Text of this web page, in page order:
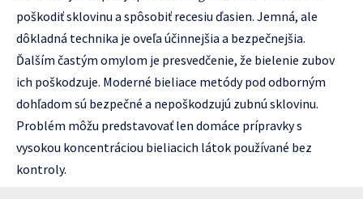
poškodiť sklovinu a spôsobiť recesiu ďasien. Jemná, ale
dôkladná technika je oveľa účinnejšia a bezpečnejšia.
Ďalším častým omylom je presvedčenie, že bielenie zubov
ich poškodzuje. Moderné bieliace metódy pod odborným
dohľadom sú bezpečné a nepoškodzujú zubnú sklovinu.
Problém môžu predstavovať len domáce prípravky s
vysokou koncentráciou bieliacich látok používané bez
kontroly.